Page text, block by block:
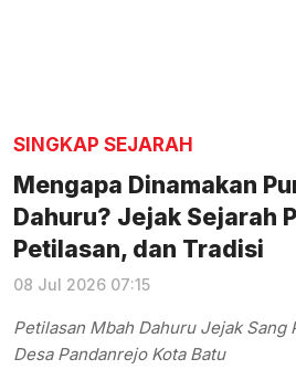
SINGKAP SEJARAH
Mengapa Dinamakan
Dahuru? Jejak Sejarah
Petilasan, dan Tradisi
08 Jul 2026 07:15
Petilasan Mbah Dahuru Jejak Sang
Desa Pandanrejo Kota Batu